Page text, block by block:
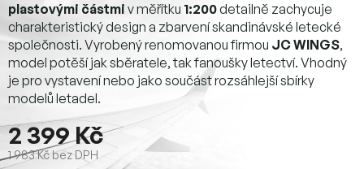
2 399 Kč
1 983 Kč bez DPH
plastovými částmi v měřítku 1:200detailně zachycuje
charakteristický design a zbarvení skandinávské letecké
společnosti. Vyrobený renomovanou firmou JC WINGS,
model potěší jak sběratele, tak fanoušky letectví. Vhodný
je pro vystavení nebo jako součást rozsáhlejší sbírky
modelů letadel.